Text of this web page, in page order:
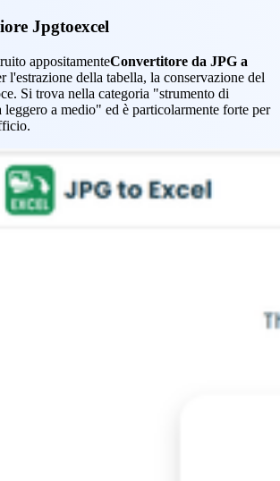
Jpgtoexcel
appositamenteConvertitore da JPG a
l'estrazione della tabella, la conservazione del
Si trova nella categoria "strumento di
a medio" ed è particolarmente forte per